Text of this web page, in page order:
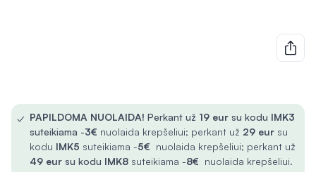
✓ PAPILDOMA NUOLAIDA! Perkant už 19 eur su kodu IMK3
suteikiama -3€ nuolaida krepšeliui; perkant už 29 eur su
kodu IMK5 suteikiama -5€ nuolaida krepšeliui; perkant už
49 eur su kodu IMK8 suteikiama -8€ nuolaida krepšeliui.